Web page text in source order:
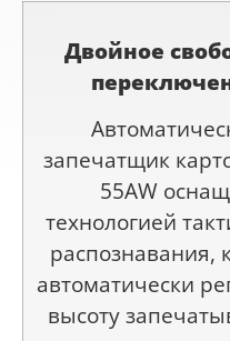
Двойное
запечатщик
55AW
технологией
распознавания,
автоматически
высоту